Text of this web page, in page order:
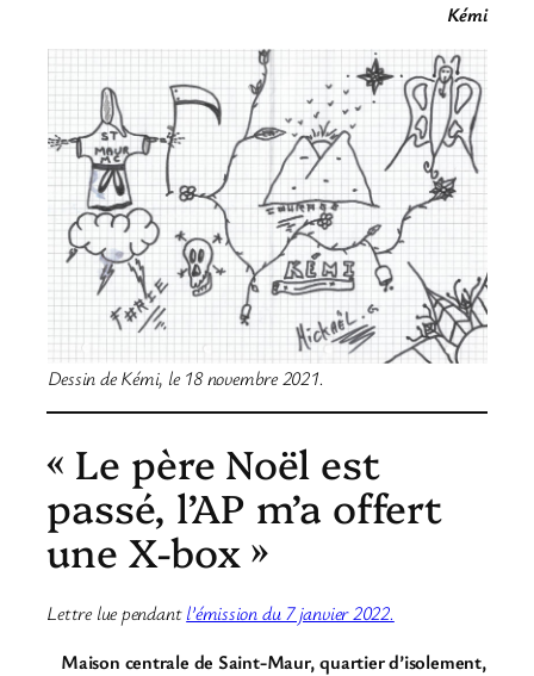
Kémi
Dessin de Kémi, le 18 novembre 2021.
« Le père Noël est
passé, l’AP m’a offert
une X-box »
Lettre lue pendantl’émission du 7 janvier 2022.
Maison centrale de Saint-Maur, quartier d’isolement,